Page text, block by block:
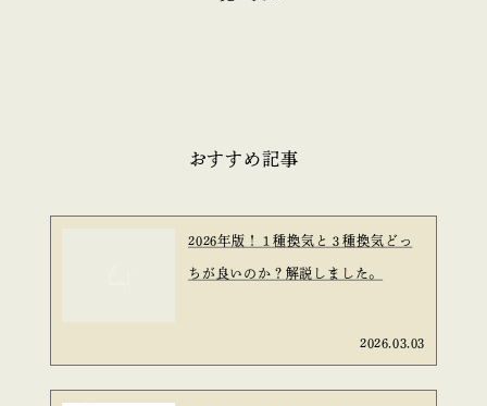
おすすめ記事
2026年版！１種換気と３種換気どっ
ちが良いのか？解説しました。
2026.03.03